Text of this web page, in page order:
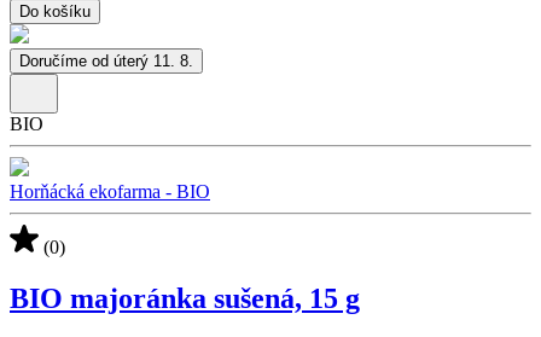
Do košíku
Doručíme od úterý 11. 8.
BIO
Horňácká ekofarma - BIO
(0)
BIO majoránka sušená, 15 g